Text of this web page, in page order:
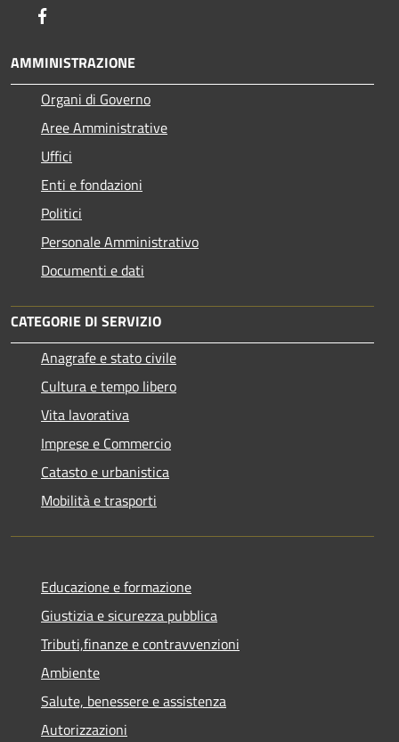
AMMINISTRAZIONE
Organi di Governo
Aree Amministrative
Uffici
Enti e fondazioni
Politici
Personale Amministrativo
Documenti e dati
CATEGORIE DI SERVIZIO
Anagrafe e stato civile
Cultura e tempo libero
Vita lavorativa
Imprese e Commercio
Catasto e urbanistica
Mobilità e trasporti
Educazione e formazione
Giustizia e sicurezza pubblica
Tributi,finanze e contravvenzioni
Ambiente
Salute, benessere e assistenza
Autorizzazioni